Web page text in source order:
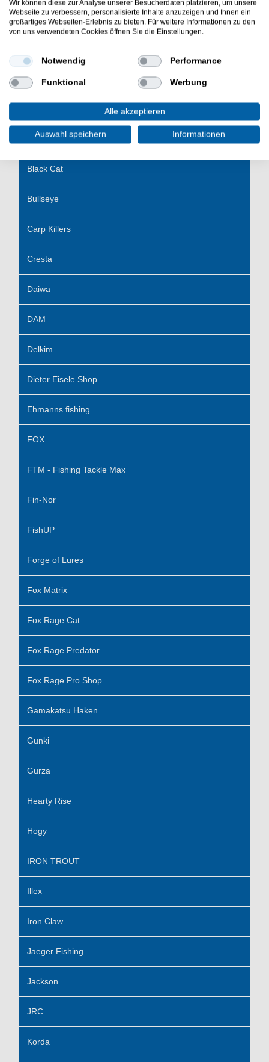
Adrenalin Cat
Balzer Angelgeräte
BKK
Black Cat
Bullseye
Carp Killers
Cresta
Daiwa
DAM
Delkim
Dieter Eisele Shop
Ehmanns fishing
FOX
FTM - Fishing Tackle Max
Fin-Nor
FishUP
Forge of Lures
Fox Matrix
Fox Rage Cat
Fox Rage Predator
Fox Rage Pro Shop
Gamakatsu Haken
Gunki
Gurza
Hearty Rise
Hogy
IRON TROUT
Illex
Iron Claw
Jaeger Fishing
Jackson
JRC
Korda
Wir können diese zur Analyse unserer Besucherdaten platzieren, um unsere
Webseite zu verbessern, personalisierte Inhalte anzuzeigen und Ihnen ein
großartiges Webseiten-Erlebnis zu bieten. Für weitere Informationen zu den
von uns verwendeten Cookies öffnen Sie die Einstellungen.
Notwendig Performance
Funktional Werbung
Alle akzeptieren
Auswahl speichern Informationen